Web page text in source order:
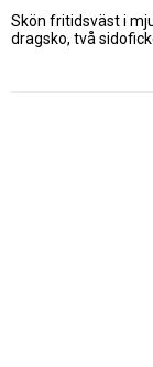
Skön fritidsväst i
dragsko, två